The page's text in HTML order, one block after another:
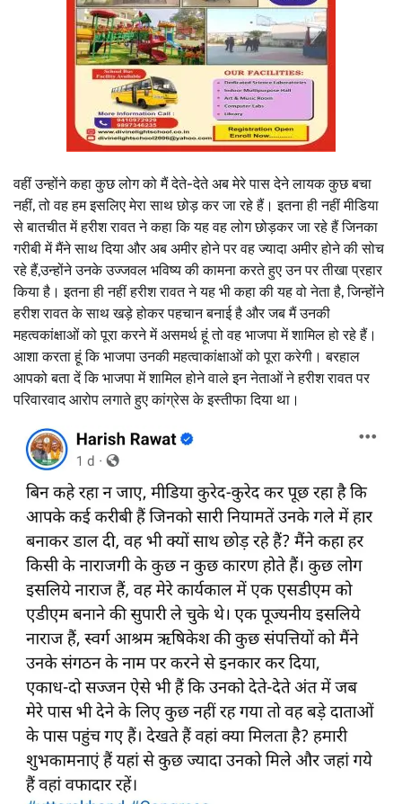
वहीं उन्होंने कहा कुछ लोग को मैं देते-देते अब मेरे पास देने लायक कुछ बचा
नहीं, तो वह हम इसलिए मेरा साथ छोड़ कर जा रहे हैं‌। इतना ही नहीं मीडिया
से बातचीत में हरीश रावत ने कहा कि यह वह लोग छोड़कर जा रहे हैं जिनका
गरीबी में मैंने साथ दिया और अब अमीर होने पर वह ज्यादा अमीर होने की सोच
रहे हैं,‌उन्होंने उनके उज्जवल भविष्य की कामना करते हुए उन पर तीखा प्रहार
किया है। इतना ही नहीं हरीश रावत ने यह भी कहा की यह वो नेता है, जिन्होंने
हरीश रावत के साथ खड़े होकर पहचान बनाई है और जब मैं उनकी
महत्वकांक्षाओं को पूरा करने में असमर्थ हूं तो वह भाजपा में शामिल हो रहे हैं।
आशा करता हूं कि भाजपा उनकी महत्वाकांक्षाओं को पूरा करेगी। बरहाल
आपको बता दें कि भाजपा में शामिल होने वाले इन नेताओं ने हरीश रावत पर
परिवारवाद आरोप लगाते हुए कांग्रेस के इस्तीफा दिया था।